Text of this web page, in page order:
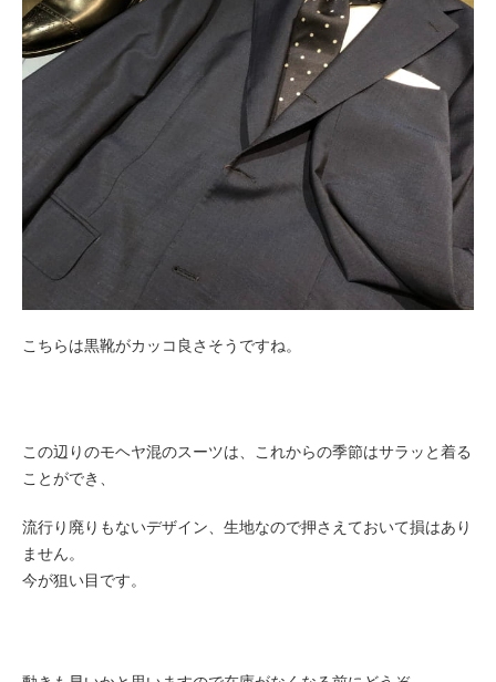
こちらは黒靴がカッコ良さそうですね。
この辺りのモヘヤ混のスーツは、これからの季節はサラッと着る
ことができ、
流行り廃りもないデザイン、生地なので押さえておいて損はあり
ません。
今が狙い目です。